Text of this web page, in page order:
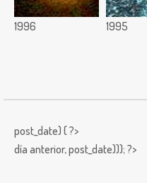
1996 1995
post_date) { ?>
día anterior,post_date))); ?>